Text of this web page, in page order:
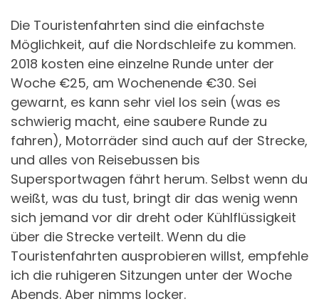
Die Touristenfahrten sind die einfachste
Möglichkeit, auf die Nordschleife zu kommen.
2018 kosten eine einzelne Runde unter der
Woche €25, am Wochenende €30. Sei
gewarnt, es kann sehr viel los sein (was es
schwierig macht, eine saubere Runde zu
fahren), Motorräder sind auch auf der Strecke,
und alles von Reisebussen bis
Supersportwagen fährt herum. Selbst wenn du
weißt, was du tust, bringt dir das wenig wenn
sich jemand vor dir dreht oder Kühlflüssigkeit
über die Strecke verteilt. Wenn du die
Touristenfahrten ausprobieren willst, empfehle
ich die ruhigeren Sitzungen unter der Woche
Abends. Aber nimms locker.